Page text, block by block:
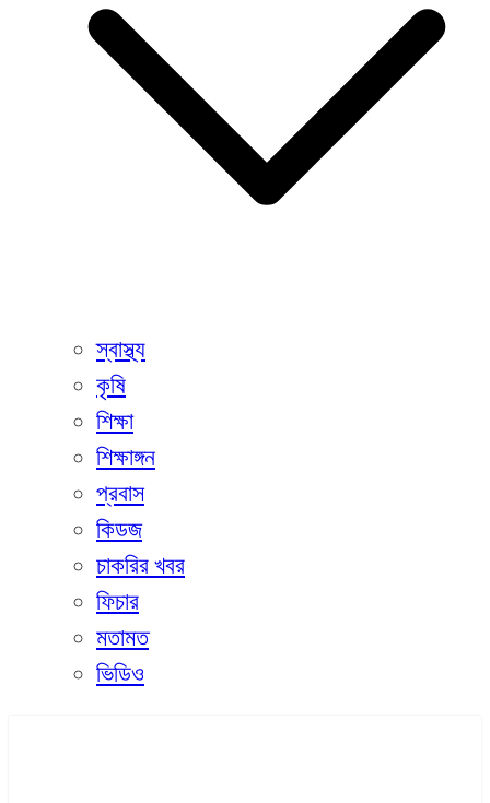
স্বাস্থ্য
কৃষি
শিক্ষা
শিক্ষাঙ্গন
প্রবাস
কিডজ
চাকরির খবর
ফিচার
মতামত
ভিডিও